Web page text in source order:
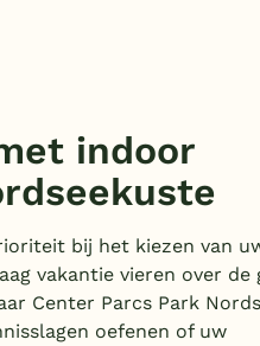
indoor
bij het kiezen van
vakantie vieren over de
Center Parcs Park
oefenen of uw